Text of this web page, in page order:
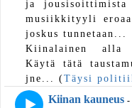
ja jousisoittimista
musiikkityyli
joskus tunnetaan...
Kiinalainen alla
Käytä tätä
jne... (Täysi
Kiinan kauneus -